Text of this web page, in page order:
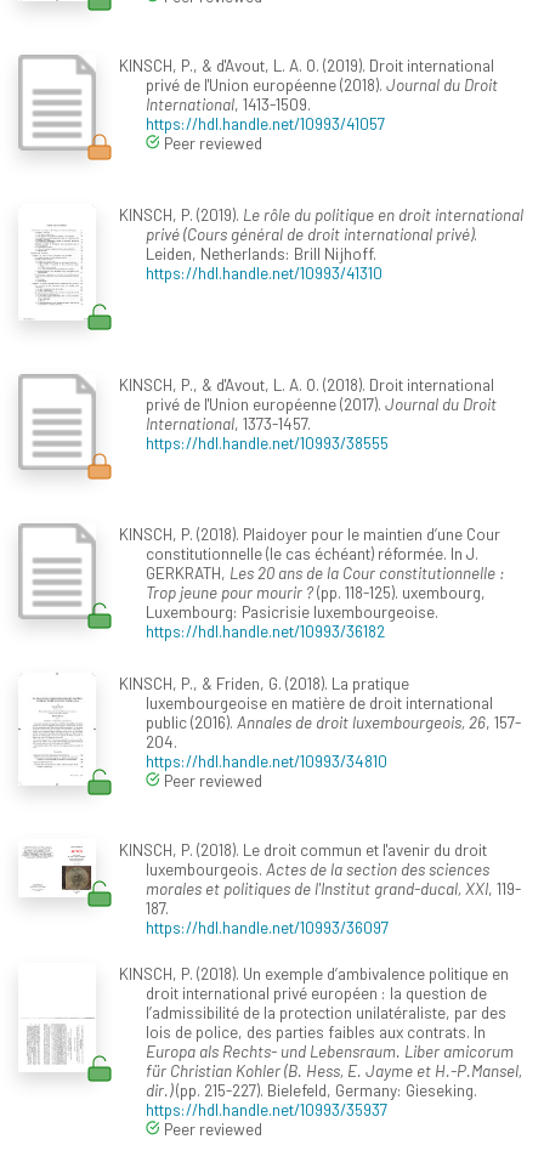
KINSCH, P., & d'Avout, L. A. O. (2019). Droit international
privé de l'Union européenne (2018). Journal du Droit
International, 1413-1509.
https://hdl.handle.net/10993/41057
Peer reviewed
KINSCH, P. (2019). Le rôle du politique en droit international
privé (Cours général de droit international privé).
Leiden, Netherlands: Brill Nijhoff.
https://hdl.handle.net/10993/41310
KINSCH, P., & d'Avout, L. A. O. (2018). Droit international
privé de l'Union européenne (2017). Journal du Droit
International, 1373-1457.
https://hdl.handle.net/10993/38555
KINSCH, P. (2018). Plaidoyer pour le maintien d’une Cour
constitutionnelle (le cas échéant) réformée. In J.
GERKRATH, Les 20 ans de la Cour constitutionnelle :
Trop jeune pour mourir ?(pp. 118-125). uxembourg,
Luxembourg: Pasicrisie luxembourgeoise.
https://hdl.handle.net/10993/36182
KINSCH, P., & Friden, G. (2018). La pratique
luxembourgeoise en matière de droit international
public (2016). Annales de droit luxembourgeois, 26, 157-
204.
https://hdl.handle.net/10993/34810
Peer reviewed
KINSCH, P. (2018). Le droit commun et l'avenir du droit
luxembourgeois. Actes de la section des sciences
morales et politiques de l'Institut grand-ducal, XXI, 119-
187.
https://hdl.handle.net/10993/36097
KINSCH, P. (2018). Un exemple d’ambivalence politique en
droit international privé européen : la question de
l’admissibilité de la protection unilatéraliste, par des
lois de police, des parties faibles aux contrats. In
Europa als Rechts- und Lebensraum. Liber amicorum
für Christian Kohler (B. Hess, E. Jayme et H.-P.Mansel,
dir.)(pp. 215-227). Bielefeld, Germany: Gieseking.
https://hdl.handle.net/10993/35937
Peer reviewed